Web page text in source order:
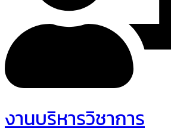
งานบริหารวิชาการ